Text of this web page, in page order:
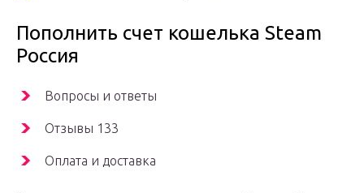
Пополнить счет кошелька Steam
Россия
Вопросы и ответы
Отзывы 133
Оплата и доставка